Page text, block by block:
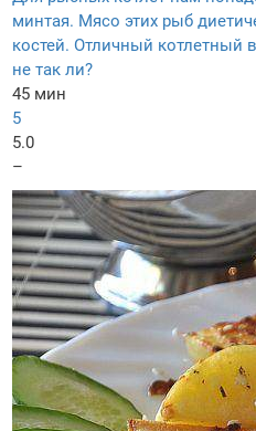
минтая. Мясо этих рыб
костей. Отличный котлетный
не так ли?
45 мин
5
5.0
–